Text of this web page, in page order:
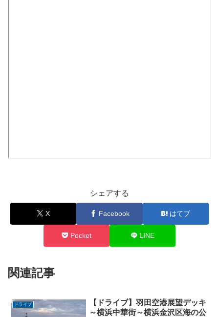
シェアする
X Facebook はてブ
Pocket LINE
関連記事
ドライブ
【ドライブ】羽田空港展望デッキ
～横浜中華街～横浜金沢区海の公